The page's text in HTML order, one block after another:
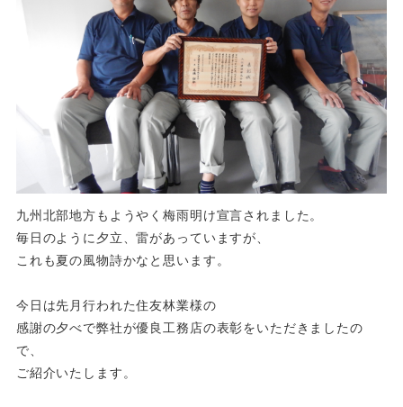
九州北部地方もようやく梅雨明け宣言されました。
毎日のように夕立、雷があっていますが、
これも夏の風物詩かなと思います。
今日は先月行われた住友林業様の
感謝の夕べで弊社が優良工務店の表彰をいただきましたの
で、
ご紹介いたします。